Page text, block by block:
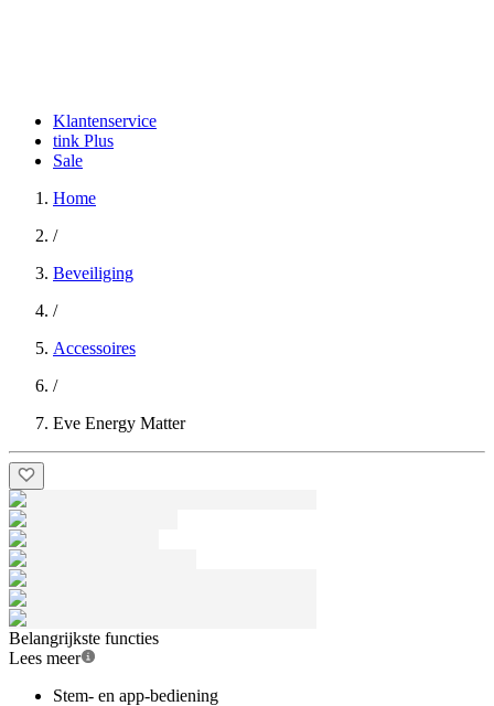
Klantenservice
tink Plus
Sale
Home
/
Beveiliging
/
Accessoires
/
Eve Energy Matter
Belangrijkste functies
Lees meer
Stem- en app-bediening